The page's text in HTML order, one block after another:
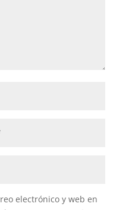
electrónico y web en